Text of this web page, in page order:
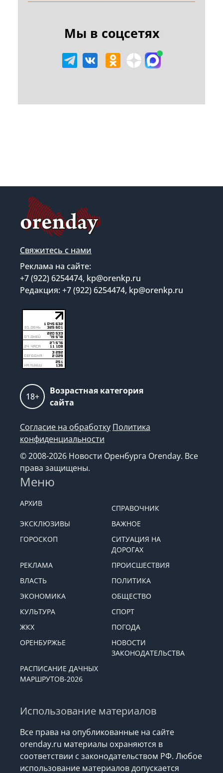
Мы в соцсетях
Свяжитесь с нами
Реклама на сайте:
+7 (922) 6254474, kp@orenkp.ru
Редакция: +7 (922) 6254474, kp@orenkp.ru
18+
Возрастная категория
сайта
Согласие на обработку Политика
конфиденциальности
© 2008-2026 Новости Оренбурга Orenday. Все
права защищены.
Меню
АРХИВ
СПРАВОЧНИК
ЭКСКЛЮЗИВЫ
ВАЖНОЕ
ГОРОСКОП
СИТУАЦИЯ НА
ДОРОГАХ
РЕКЛАМА
ПРОИСШЕСТВИЯ
ВЛАСТЬ
ПОЛИТИКА
ЭКОНОМИКА
ОБЩЕСТВО
КУЛЬТУРА
СПОРТ
ЖКХ
ПОГОДА
ОРЕНБУРЖЬЕ
НОВОСТИ
ЗАКОНОДАТЕЛЬСТВА
РАСПИСАНИЕ ДАЧНЫХ
МАРШРУТОВ-2026
Использование материалов
Все права на опубликованные на сайте
orenday.ru материалы охраняются в
соответствии с законодательством РФ. Любое
использование материалов допускается